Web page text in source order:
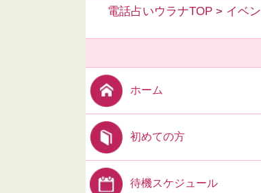
電話占いウラナTOP > イベ
ホーム
初めての方
待機スケジュール